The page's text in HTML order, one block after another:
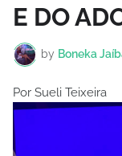
E DO
by Boneka
Por Sueli Teixeira